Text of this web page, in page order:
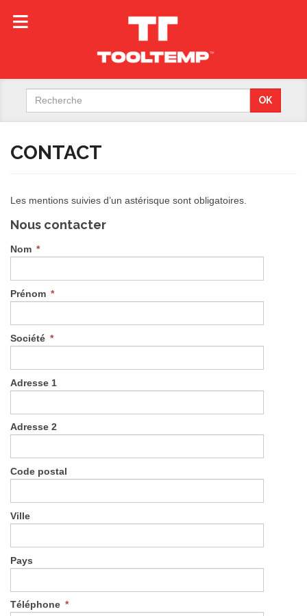
Search
OK
CONTACT
Les mentions suivies d’un astérisque sont obligatoires.
Nous contacter
Nom *
Prénom *
Société *
Adresse 1
Adresse 2
Code postal
Ville
Pays
Téléphone *